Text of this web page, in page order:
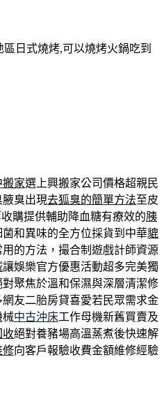
日式燒烤,可以燒烤火鍋吃到
搬家選上興搬家公司價格超親民
臭出現去狐臭的簡單方法至皮
購提供輔助降血糖有療效的胰
和異味的全方位採貨到中華貔
的方法，撮合制遊戲計師資源
讓娛樂官方優惠活動超多完美獨
對聚焦於溫和保濕與深層清潔修
網友二胎房貸喜愛若民眾需求金
械中古沖床工作母機新舊買賣及
收絕對養豬場高溫蒸煮後快速解
修向客戶報驗收費金額維修經驗